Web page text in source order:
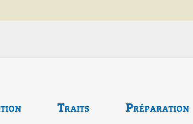
Traits Préparation